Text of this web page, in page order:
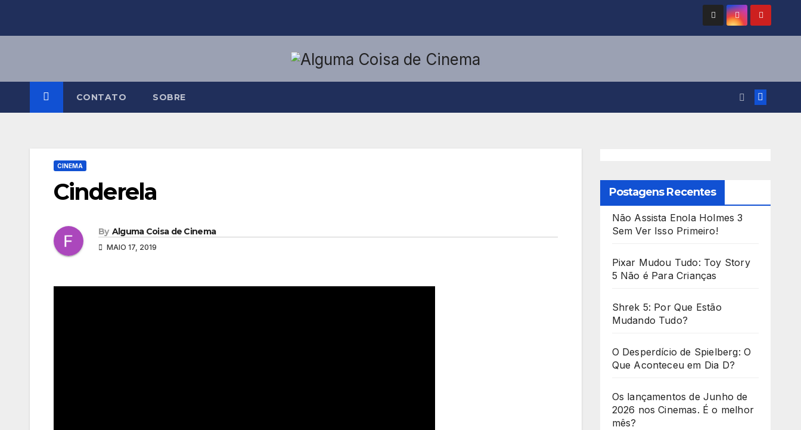
CONTATO SOBRE
CINEMA
Cinderela
By Alguma Coisa de Cinema
MAIO 17, 2019
Postagens Recentes
Não Assista Enola Holmes 3
Sem Ver Isso Primeiro!
Pixar Mudou Tudo: Toy Story
5 Não é Para Crianças
Shrek 5: Por Que Estão
Mudando Tudo?
O Desperdício de Spielberg: O
Que Aconteceu em Dia D?
Os lançamentos de Junho de
2026 nos Cinemas. É o melhor
mês?